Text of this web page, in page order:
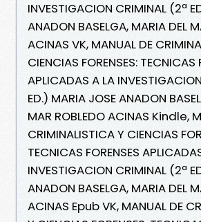
INVESTIGACION CRIMINAL (2ª
ANADON BASELGA, MARIA DEL
ACINAS VK, MANUAL DE
CIENCIAS FORENSES: TECNICAS
APLICADAS A LA
ED.) MARIA JOSE ANADON
MAR ROBLEDO ACINAS Kindle,
CRIMINALISTICA Y CIENCIAS
TECNICAS FORENSES
INVESTIGACION CRIMINAL (2ª
ANADON BASELGA, MARIA DEL
ACINAS Epub VK, MANUAL DE